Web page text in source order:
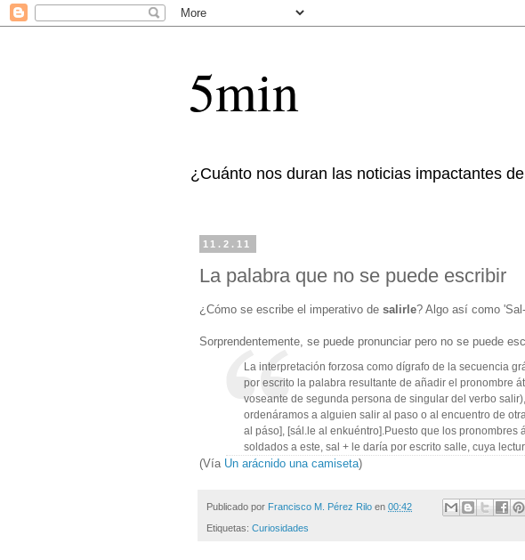
5min
¿Cuánto nos duran las noticias impactantes
11.2.11
La palabra que no se puede escribir
¿Cómo se escribe el imperativo de salirle? Algo así como 'Sal-
Sorprendentemente, se puede pronunciar pero no se puede
La interpretación forzosa como dígrafo de la secuencia
por escrito la palabra resultante de añadir el pronombre
voseante de segunda persona de singular del verbo
ordenáramos a alguien salir al paso o al encuentro de
al páso], [sál.le al enkuéntro].Puesto que los
soldados a este, sal + le daría por escrito salle, cuya
(Vía Un arácnido una camiseta)
Publicado por Francisco M. Pérez Rilo en 00:42
Etiquetas: Curiosidades